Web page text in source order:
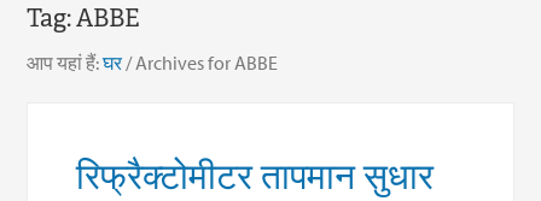
Tag:ABBE
आप यहां हैं:घर/Archives for ABBE
रिफ्रैक्टोमीटर तापमान सुधार